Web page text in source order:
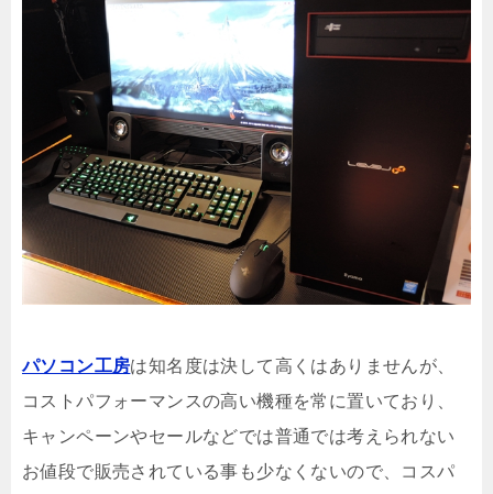
パソコン工房は知名度は決して高くはありませんが、
コストパフォーマンスの高い機種を常に置いており、
キャンペーンやセールなどでは普通では考えられない
お値段で販売されている事も少なくないので、コスパ